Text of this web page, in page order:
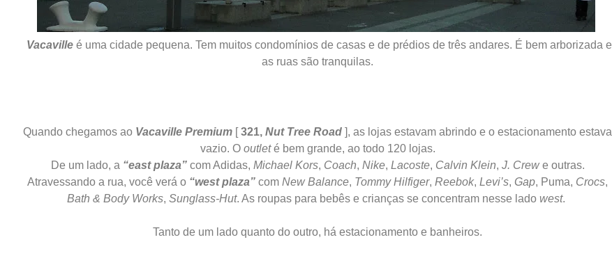
Vacavilleé uma cidade pequena. Tem muitos condomínios de casas e de prédios de três andares. É bem arborizada e
as ruas são tranquilas.
Quando chegamos ao Vacaville Premium [321,Nut Tree Road ], as lojas estavam abrindo e o estacionamento estava
vazio. O outleté bem grande, ao todo 120 lojas.
De um lado, a “east plaza”com Adidas, Michael Kors, Coach, Nike, Lacoste, Calvin Klein, J. Crewe outras.
Atravessando a rua, você verá o “west plaza” comNew Balance, Tommy Hilfiger,Reebok,Levi’s, Gap, Puma, Crocs,
Bath & Body Works,Sunglass-Hut. As roupas para bebês e crianças se concentram nesse lado west.
Tanto de um lado quanto do outro, há estacionamento e banheiros.